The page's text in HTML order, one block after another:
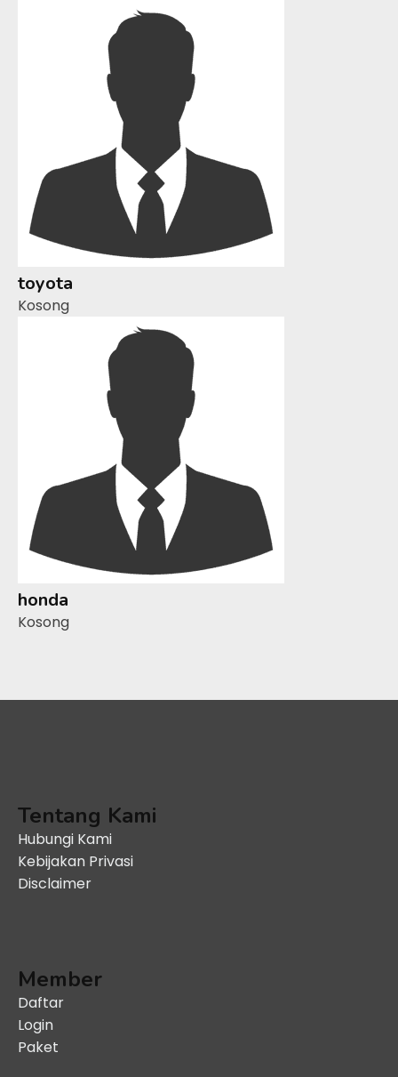
toyota
Kosong
honda
Kosong
Tentang Kami
Hubungi Kami
Kebijakan Privasi
Disclaimer
Member
Daftar
Login
Paket